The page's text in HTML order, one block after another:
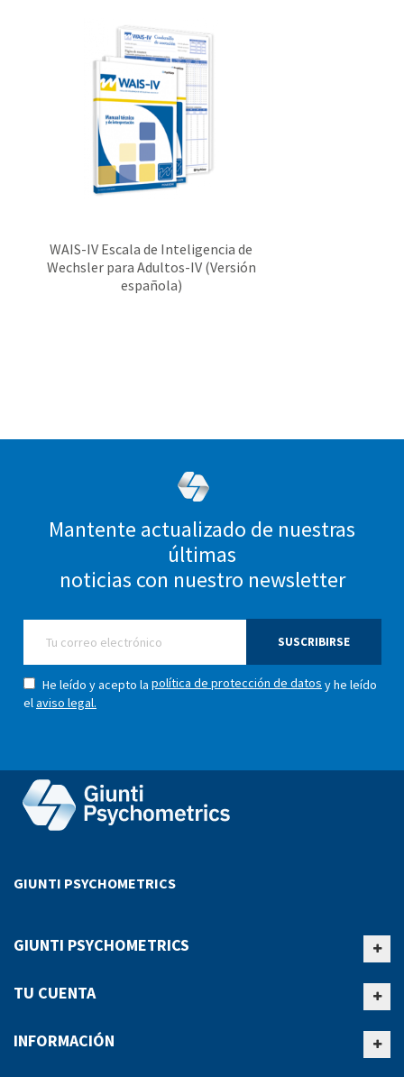
WAIS-IV Escala de Inteligencia de
Wechsler para Adultos-IV (Versión
española)
Mantente actualizado de nuestras
últimas
noticias con nuestro newsletter
SUSCRIBIRSE
He leído y acepto la política de protección de datos y he leído
el aviso legal.
GIUNTI PSYCHOMETRICS
GIUNTI PSYCHOMETRICS
TU CUENTA
INFORMACIÓN